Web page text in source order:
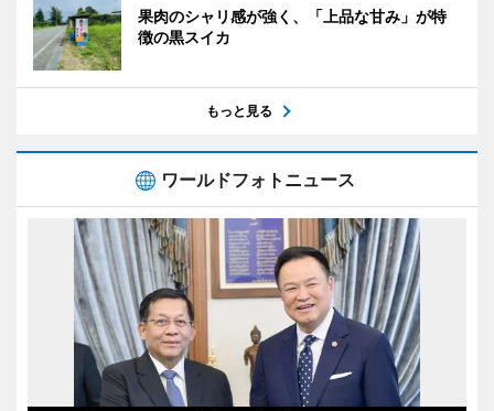
果肉のシャリ感が強く、「上品な甘み」が特
徴の黒スイカ
もっと見る
ワールドフォトニュース